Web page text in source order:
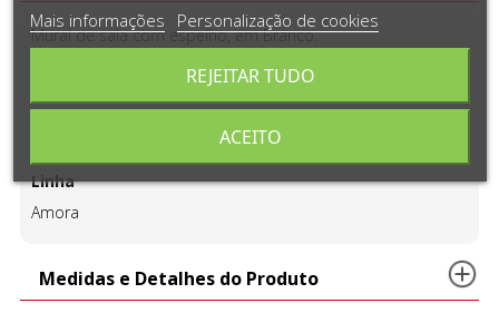
Mural de sala com espelho, em Branco.
Artigo vendido unitariamente (necessária aquisição de 2
para criar efeito da imagem).
Linha
Amora
Medidas e Detalhes do Produto
Mais informações Personalização de cookies
REJEITAR TUDO
ACEITO